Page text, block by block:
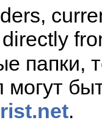
directly
папки,
.